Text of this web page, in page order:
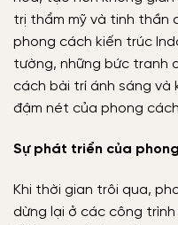
trị thẩm mỹ và tinh thần
phong cách kiến trúc
tường, những bức tranh
cách bài trí ánh sáng và
đậm nét của phong
Sự phát triển của
Khi thời gian trôi qua,
dừng lại ở các công